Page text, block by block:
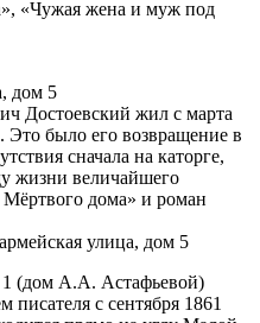
«Чужая жена и муж под
дом 5
Достоевский жил с марта
Это было его возвращение в
сначала на каторге,
жизни величайшего
Мёртвого дома» и роман
улица, дом 5
(дом А.А. Астафьевой)
с сентября 1861